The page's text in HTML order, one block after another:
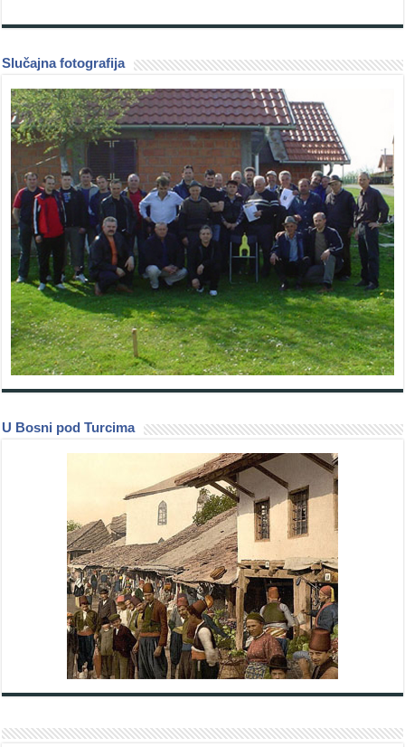
Slučajna fotografija
U Bosni pod Turcima